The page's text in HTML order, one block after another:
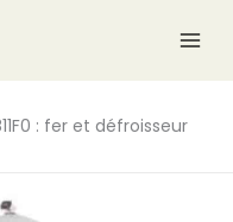
: fer et défroisseur